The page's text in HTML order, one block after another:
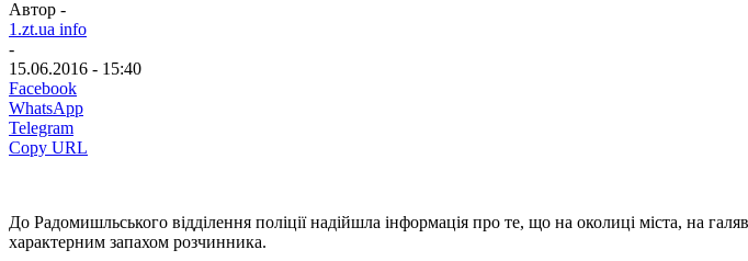
Автор -
1.zt.ua info
-
15.06.2016 - 15:40
Facebook
WhatsApp
Telegram
Copy URL
До Радомишльського відділення поліції надійшла інформація про те, що на околиці міста, на
характерним запахом розчинника.